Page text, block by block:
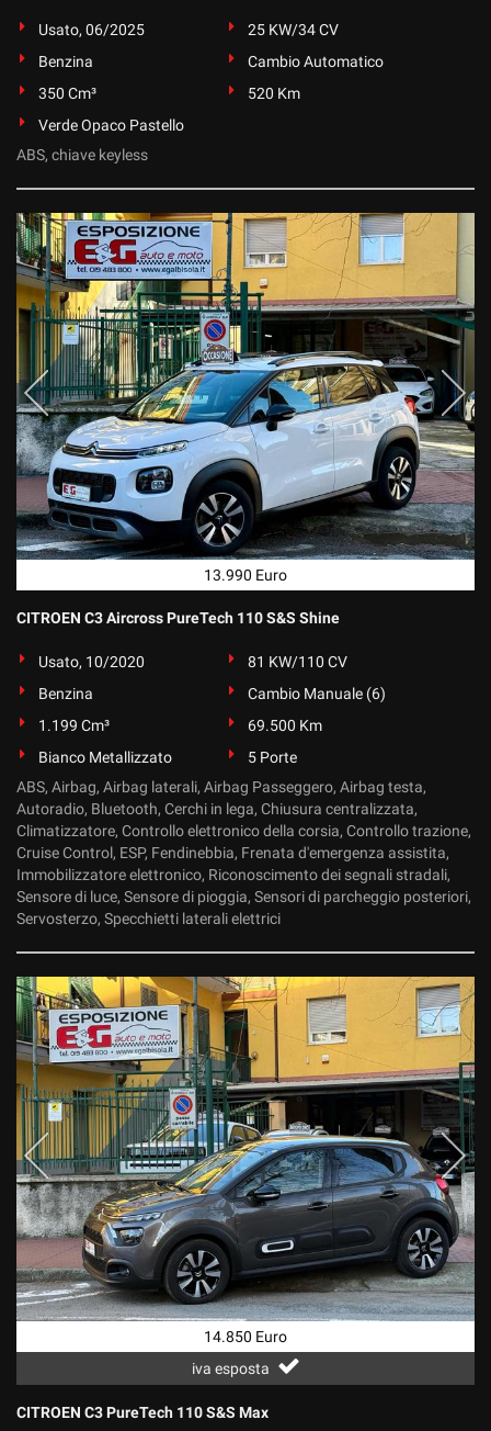
Usato, 06/2025
25 KW/34 CV
Benzina
Cambio Automatico
350 Cm³
520 Km
Verde Opaco Pastello
ABS, chiave keyless
13.990 Euro
CITROEN C3 Aircross PureTech 110 S&S Shine
Usato, 10/2020
81 KW/110 CV
Benzina
Cambio Manuale (6)
1.199 Cm³
69.500 Km
Bianco Metallizzato
5 Porte
ABS, Airbag, Airbag laterali, Airbag Passeggero, Airbag testa,
Autoradio, Bluetooth, Cerchi in lega, Chiusura centralizzata,
Climatizzatore, Controllo elettronico della corsia, Controllo trazione,
Cruise Control, ESP, Fendinebbia, Frenata d'emergenza assistita,
Immobilizzatore elettronico, Riconoscimento dei segnali stradali,
Sensore di luce, Sensore di pioggia, Sensori di parcheggio posteriori,
Servosterzo, Specchietti laterali elettrici
14.850 Euro
iva esposta
CITROEN C3 PureTech 110 S&S Max
Cookie necessari
Cookie delle preferenze
Cookie per il miglioramento dell'esperienza utente
Cookie analitici
Cookie di marketing
Leggi
la
cookie
policy
Salva
le
impostazioni